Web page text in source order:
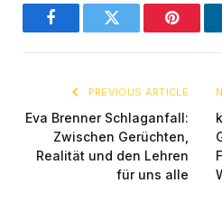
FacebookTwitter
PREVIOUS ARTICLE
Eva Brenner Schlaganfall:
Zwischen Gerüchten,
Realität und den Lehren
für uns alle